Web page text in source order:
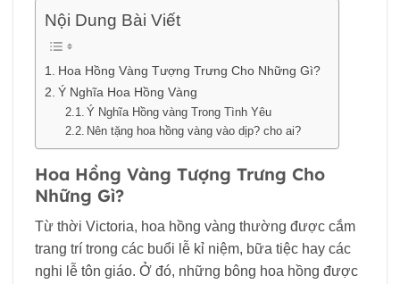
Nội Dung Bài Viết
Hoa Hồng Vàng Tượng Trưng Cho Những Gì?
Ý Nghĩa Hoa Hồng Vàng
Ý Nghĩa Hồng vàng Trong Tình Yêu
Nên tặng hoa hồng vàng vào dịp? cho ai?
Hoa Hồng Vàng Tượng Trưng Cho
Những Gì?
Từ thời Victoria, hoa hồng vàng thường được cắm
trang trí trong các buổi lễ kỉ niệm, bữa tiệc hay các
nghi lễ tôn giáo. Ở đó, những bông hoa hồng được